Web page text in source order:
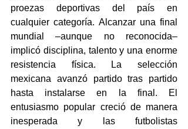
proezas deportivas del país en
cualquier categoría. Alcanzar una final
mundial –aunque no reconocida–
implicó disciplina, talento y una enorme
resistencia física. La selección
mexicana avanzó partido tras partido
hasta instalarse en la final. El
entusiasmo popular creció de manera
inesperada y las futbolistas